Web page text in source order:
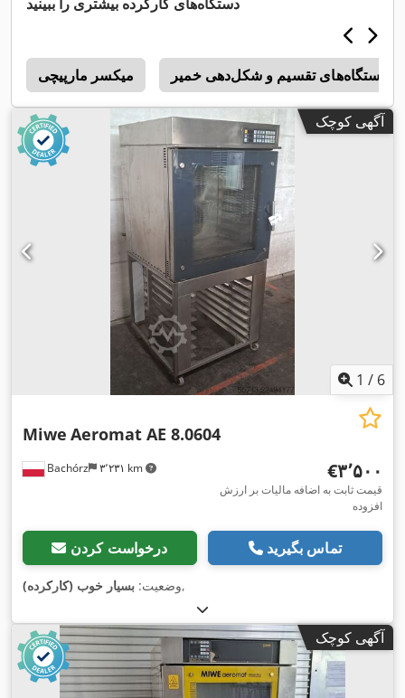
میکسر مارپیچی دستگاه‌های تقسیم و شکل‌دهی خمیر
آگهی کوچک
1 / 6
Bachórz ۳٬۲۳۱ km
Miwe Aeromat AE 8.0604
‎€۳٬۵۰۰
قیمت ثابت به اضافه مالیات بر ارزش
افزوده
درخواست کردن تماس بگیرید
وضعیت: بسیار خوب (کارکرده) ,
آگهی کوچک